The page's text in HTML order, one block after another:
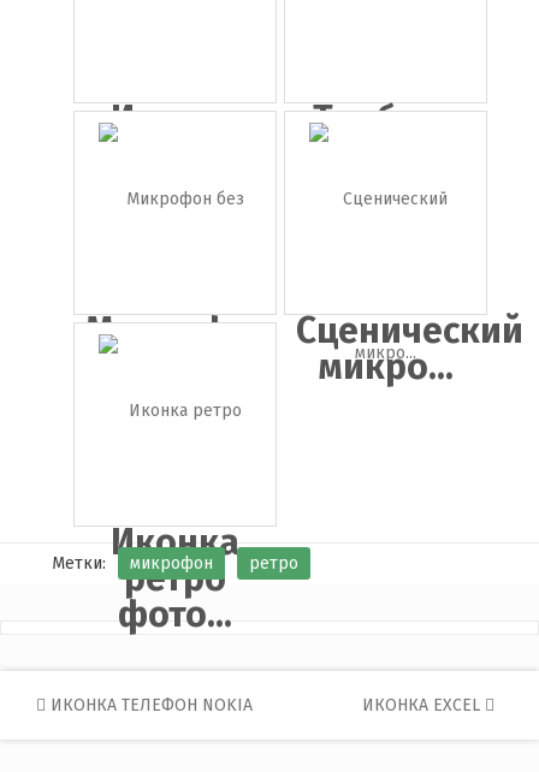
Иконка
микроф...
Трибуна
Микрофон
фона...
Сценический
микро...
Иконка
ретро
фото...
Метки: микрофон ретро
Post
navigation
ИКОНКА ТЕЛЕФОН NOKIA ИКОНКА EXCEL